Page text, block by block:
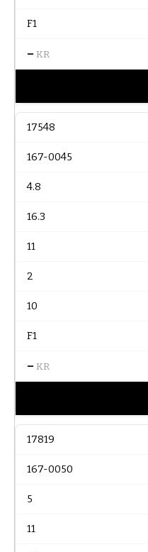
F1
– KR
17548
167-0045
4.8
16.3
11
2
10
F1
– KR
17819
167-0050
5
11